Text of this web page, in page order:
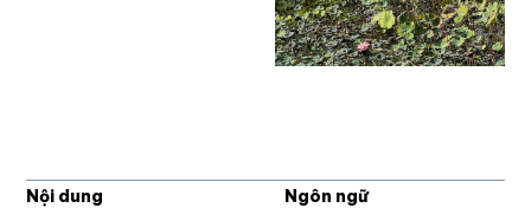
Nội dung Ngôn ngữ